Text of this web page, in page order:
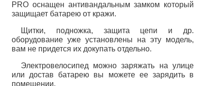
PRO оснащен антивандальным замком который
защищает батарею от кражи.
Щитки, подножка, защита цепи и др.
оборудование уже установлены на эту модель,
вам не придется их докупать отдельно.
Электровелосипед можно заряжать на улице
или достав батарею вы можете ее зарядить в
помещении.